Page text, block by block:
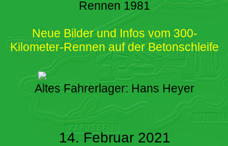
Rennen 1981
Neue Bilder und Infos vom 300-
Kilometer-Rennen auf der Betonschleife
Altes Fahrerlager: Hans Heyer
14. Februar 2021